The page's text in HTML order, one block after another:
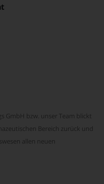
GmbH bzw. unser Team blickt
Bereich zurück und
allen neuen